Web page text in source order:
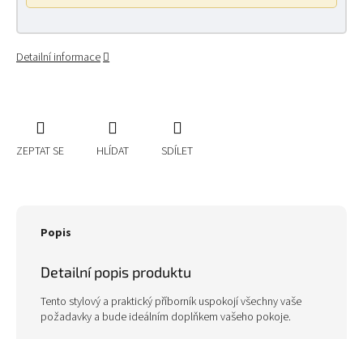
Detailní informace
ZEPTAT SE HLÍDAT SDÍLET
Popis
Detailní popis produktu
Tento stylový a praktický příborník uspokojí všechny vaše
požadavky a bude ideálním doplňkem vašeho pokoje.